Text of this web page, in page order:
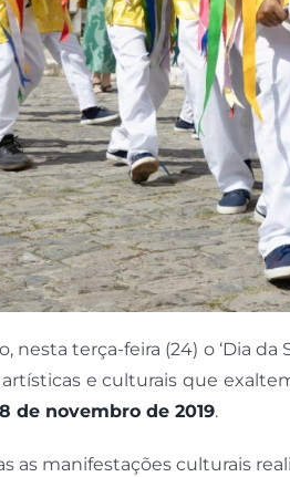
nesta terça-feira (24) o ‘Dia
e culturais que
de novembro de 2019.
as manifestações culturais